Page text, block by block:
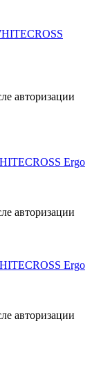
авторизации
Ergo
авторизации
Ergo
авторизации